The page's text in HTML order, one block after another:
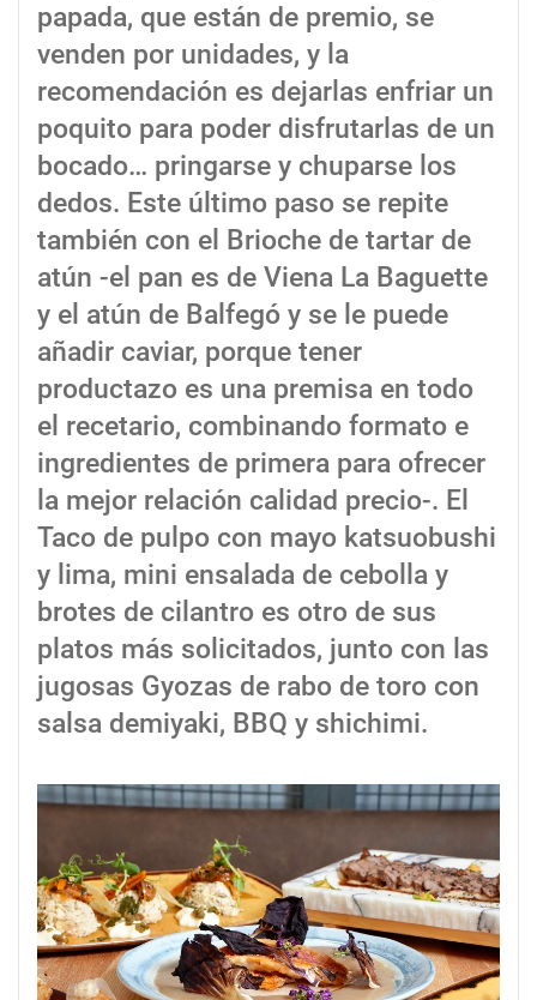
papada, que están de premio, se
venden por unidades, y la
recomendación es dejarlas enfriar un
poquito para poder disfrutarlas de un
bocado… pringarse y chuparse los
dedos. Este último paso se repite
también con el Brioche de tartar de
atún -el pan es de Viena La Baguette
y el atún de Balfegó y se le puede
añadir caviar, porque tener
productazo es una premisa en todo
el recetario, combinando formato e
ingredientes de primera para ofrecer
la mejor relación calidad precio-. El
Taco de pulpo con mayo katsuobushi
y lima, mini ensalada de cebolla y
brotes de cilantro es otro de sus
platos más solicitados, junto con las
jugosas Gyozas de rabo de toro con
salsa demiyaki, BBQ y shichimi.